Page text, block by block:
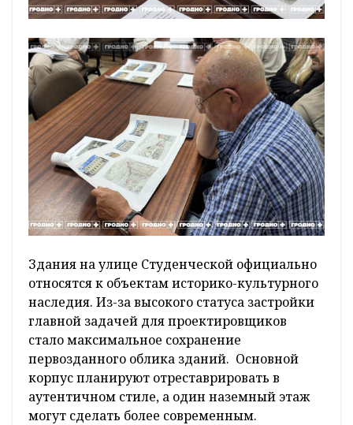
Здания на улице Студенческой официально
относятся к объектам историко-культурного
наследия. Из-за высокого статуса застройки
главной задачей для проектировщиков
стало максимальное сохранение
первозданного облика зданий. Основной
корпус планируют отреставрировать в
аутентичном стиле, а один наземный этаж
могут сделать более современным.